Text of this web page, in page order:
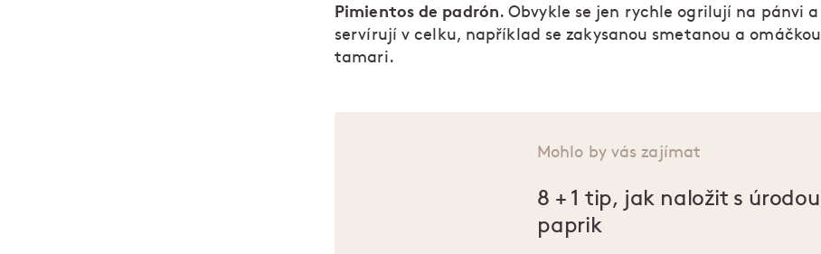
Pimientos de padrón. Obvykle se jen rychle ogrilují na pánvi a
servírují v celku, například se zakysanou smetanou a omáčkou
tamari.
Mohlo by vás zajímat
8 + 1 tip, jak naložit s úrodou
paprik